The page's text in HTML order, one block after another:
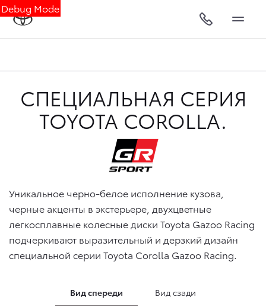
Debug Mode
СПЕЦИАЛЬНАЯ СЕРИЯ
TOYOTA COROLLA.
Уникальное черно-белое исполнение кузова,
черные акценты в экстерьере, двухцветные
легкосплавные колесные диски Toyota Gazoo Racing
подчеркивают выразительный и дерзкий дизайн
специальной серии Toyota Corolla Gazoo Racing.
Вид спереди Вид сзади